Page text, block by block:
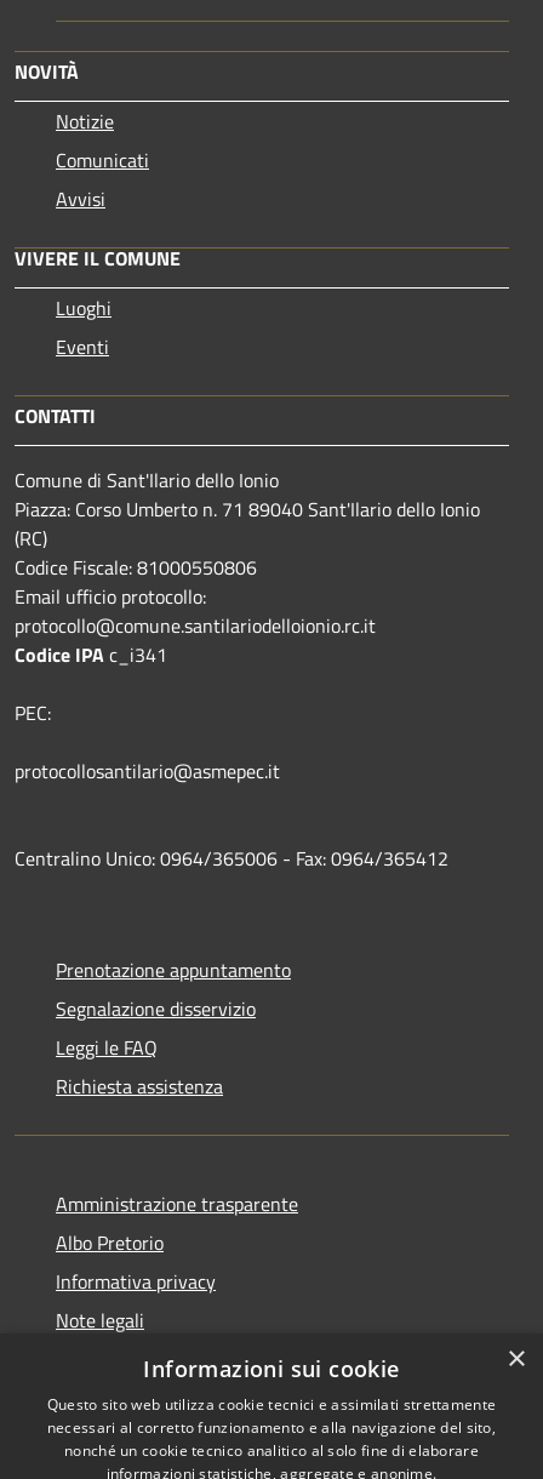
NOVITÀ
Notizie
Comunicati
Avvisi
VIVERE IL COMUNE
Luoghi
Eventi
CONTATTI
Comune di Sant'Ilario dello Ionio
Piazza: Corso Umberto n. 71 89040 Sant'Ilario dello Ionio
(RC)
Codice Fiscale: 81000550806
Email ufficio protocollo:
protocollo@comune.santilariodelloionio.rc.it
Codice IPAc_i341
PEC:
protocollosantilario@asmepec.it
Centralino Unico: 0964/365006 - Fax: 0964/365412
Prenotazione appuntamento
Segnalazione disservizio
Leggi le FAQ
Richiesta assistenza
Amministrazione trasparente
Albo Pretorio
Informativa privacy
Note legali
Dichiarazione di accessibilità
×
Informazioni sui cookie
Questo sito web utilizza cookie tecnici e assimilati strettamente
necessari al corretto funzionamento e alla navigazione del sito,
nonché un cookie tecnico analitico al solo fine di elaborare
informazioni statistiche, aggregate e anonime.